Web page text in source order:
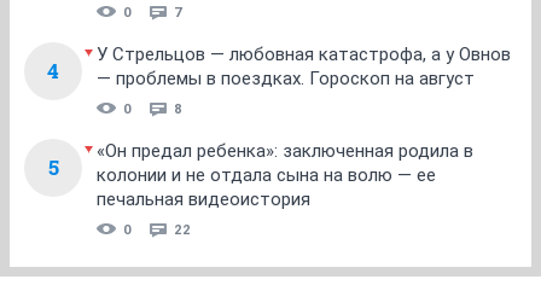
0 7
4
У Стрельцов — любовная катастрофа, а у Овнов
— проблемы в поездках. Гороскоп на август
0 8
5
«Он предал ребенка»: заключенная родила в
колонии и не отдала сына на волю — ее
печальная видеоистория
0 22